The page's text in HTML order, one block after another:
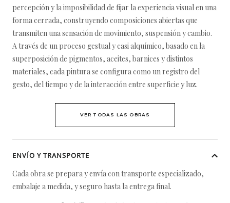
percepción y la imposibilidad de fijar la experiencia visual en una
forma cerrada, construyendo composiciones abiertas que
transmiten una sensación de movimiento, suspensión y cambio.
A través de un proceso gestual y casi alquímico, basado en la
superposición de pigmentos, aceites, barnices y distintos
materiales, cada pintura se configura como un registro del
gesto, del tiempo y de la interacción entre superficie y luz.
VER TODAS LAS OBRAS
ENVÍO Y TRANSPORTE
Cada obra se prepara y envía con transporte especializado,
embalaje a medida, y seguro hasta la entrega final.